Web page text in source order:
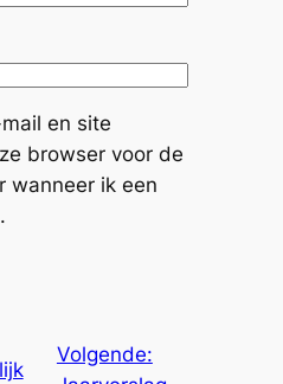
en site
browser voor de
wanneer ik een
Volgende: